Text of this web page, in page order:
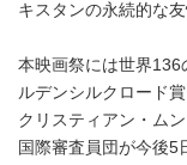
キスタンの永続的な
本映画祭には世界136
ルデンシルクロード
クリスティアン・ム
国際審査員団が今後